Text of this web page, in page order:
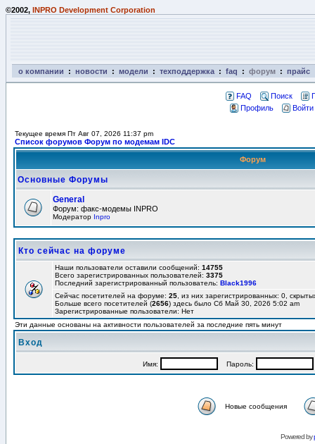
©2002, INPRO Development Corporation
о компании : новости : модели : техподдержка : faq : форум : прайс
FAQ Поиск
Профиль
Текущее время Пт Авг 07, 2026 11:37 pm
Список форумов Форум по модемам IDC
Форум
Основные Форумы
General
Форум: факс-модемы INPRO
Модератор Inpro
Кто сейчас на форуме
Наши пользователи оставили сообщений: 14755
Всего зарегистрированных пользователей: 3375
Последний зарегистрированный пользователь: Black1996
Сейчас посетителей на форуме: 25 , из них зарегистрированных: 0,
Больше всего посетителей (2656) здесь было Сб Май 30, 2026 5:02 am
Зарегистрированные пользователи: Нет
Эти данные основаны на активности пользователей за последние пять минут
Вход
Имя: Пароль:
Новые сообщения
Powered by